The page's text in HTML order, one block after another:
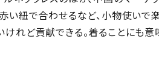
い紐で合わせるなど、小物使いで
れど貢献できる。着ることにも意